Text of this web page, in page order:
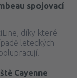
spojovací
díky které
leteckých
Cayenne